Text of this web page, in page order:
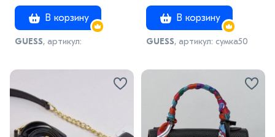
В корзину
GUESS, артикул:
В корзину
GUESS, артикул: сумка50